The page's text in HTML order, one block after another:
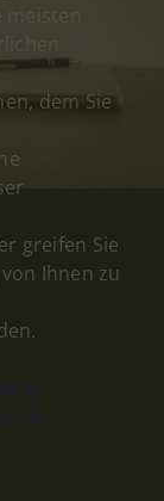
dem Sie
greifen Sie
Ihnen zu